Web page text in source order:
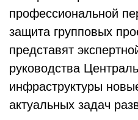
профессиональной
защита групповых
представят
руководства
инфраструктуры
актуальных задач